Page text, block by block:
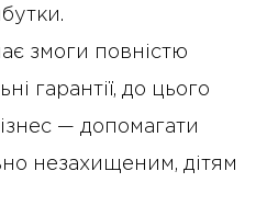
змоги повністю
гарантії, до цього
— допомагати
незахищеним, дітям